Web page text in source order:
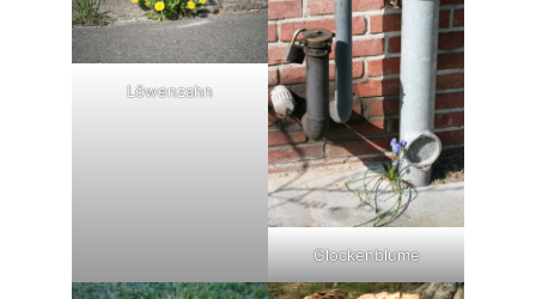
Löwenzahn
Glockenblume